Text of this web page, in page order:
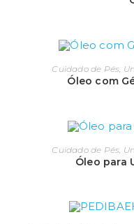
Cuidado de Pés,
Óleo com
Cuidado de Pés,
Óleo para